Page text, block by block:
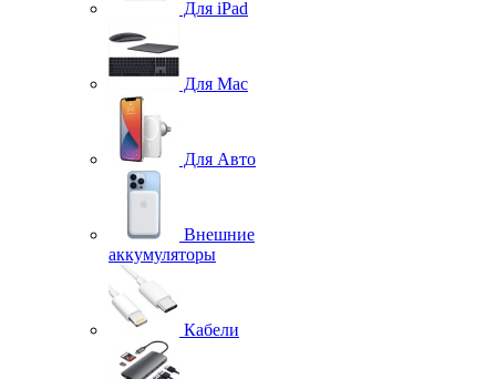
Для iPad
Для Mac
Для Авто
Внешние
аккумуляторы
Кабели